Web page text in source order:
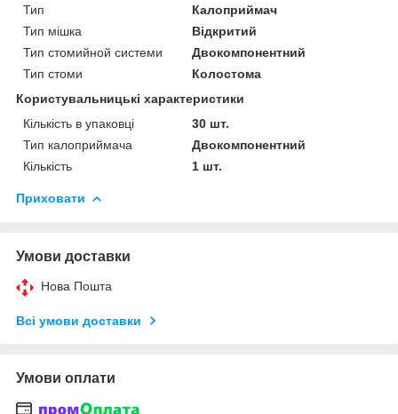
Тип
Калоприймач
Тип мішка
Відкритий
Тип стомийной системи
Двокомпонентний
Тип стоми
Колостома
Користувальницькі характеристики
Кількість в упаковці
30 шт.
Тип калоприймача
Двокомпонентний
Кількість
1 шт.
Приховати
Умови доставки
Нова Пошта
Всі умови доставки
Умови оплати